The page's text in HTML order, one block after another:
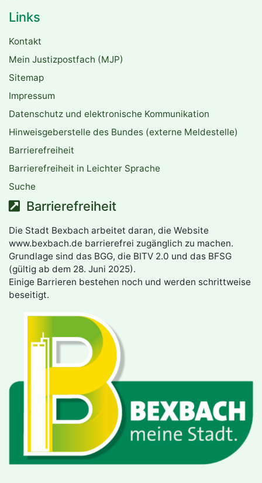
Links
Kontakt
Mein Justizpostfach (MJP)
Sitemap
Impressum
Datenschutz und elektronische Kommunikation
Hinweisgeberstelle des Bundes (externe Meldestelle)
Barrierefreiheit
Barrierefreiheit in Leichter Sprache
Suche
Barrierefreiheit
Die Stadt Bexbach arbeitet daran, die Website
www.bexbach.de barrierefrei zugänglich zu machen.
Grundlage sind das BGG, die BITV 2.0 und das BFSG
(gültig ab dem 28. Juni 2025).
Einige Barrieren bestehen noch und werden schrittweise
beseitigt.